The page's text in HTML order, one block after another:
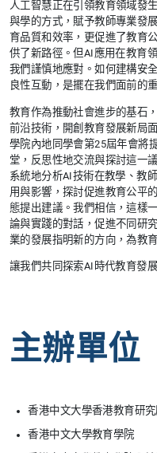
人工智慧正在引領教育領域發
與學的方式，賦予教師專業發
育品質和效率，更促進了教育
供了新路徑。但AI應用在教育
我們謹慎地應對。如何建構安
良性互動，是擺在我們面前的
教育作為推動社會進步的基石
前沿技術，開創教育發展新局
學院內地同學會第25屆年會將
堂，反思性地交流與探討這一
系統地分析AI技術在教學、教
用與影響，探討促進教育公平
態提出建議。我們相信，這樣
論與實踐的對話，促進不同研
業的發展指明新的方向，為教
讓我們共同探索AI時代教育發
主辦單位
香港中文大學香港教育研究
香港中文大學教育學院